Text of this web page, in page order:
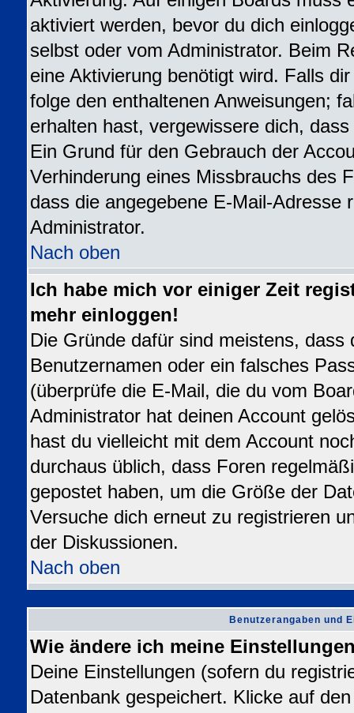
aktiviert werden, bevor du dich
selbst oder vom Administrator. Beim
eine Aktivierung benötigt wird. Falls
folge den enthaltenen Anweisungen;
erhalten hast, vergewissere dich,
Ein Grund für den Gebrauch der
Verhinderung eines Missbrauchs des
dass die angegebene E-Mail-Adresse
Administrator.
Nach oben
Ich habe mich vor einiger Zeit
mehr einloggen!
Die Gründe dafür sind meistens, dass
Benutzernamen oder ein falsches
(überprüfe die E-Mail, die du vom
Administrator hat deinen Account
hast du vielleicht mit dem Account
durchaus üblich, dass Foren
gepostet haben, um die Größe der
Versuche dich erneut zu registrieren
der Diskussionen.
Nach oben
Benutzerangaben und
Wie ändere ich meine
Deine Einstellungen (sofern du
Datenbank gespeichert. Klicke auf